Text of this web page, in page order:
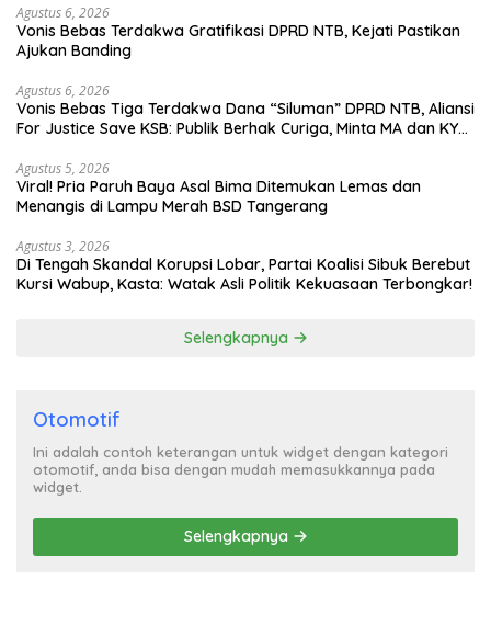
Agustus 6, 2026
Vonis Bebas Terdakwa Gratifikasi DPRD NTB, Kejati Pastikan
Ajukan Banding
Agustus 6, 2026
Vonis Bebas Tiga Terdakwa Dana “Siluman” DPRD NTB, Aliansi
For Justice Save KSB: Publik Berhak Curiga, Minta MA dan KY
Agustus 5, 2026
Viral! Pria Paruh Baya Asal Bima Ditemukan Lemas dan
Menangis di Lampu Merah BSD Tangerang
Agustus 3, 2026
Di Tengah Skandal Korupsi Lobar, Partai Koalisi Sibuk Berebut
Kursi Wabup, Kasta: Watak Asli Politik Kekuasaan Terbongkar!
Selengkapnya
Otomotif
Ini adalah contoh keterangan untuk widget dengan kategori
otomotif, anda bisa dengan mudah memasukkannya pada
widget.
Selengkapnya